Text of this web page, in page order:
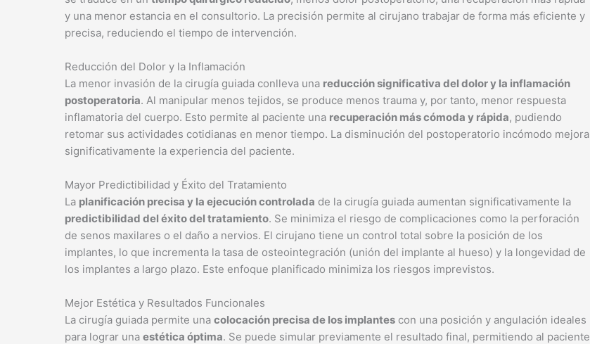
y una menor estancia en el consultorio. La precisión permite al cirujano trabajar de forma más eficiente y
precisa, reduciendo el tiempo de intervención.
Reducción del Dolor y la Inflamación
La menor invasión de la cirugía guiada conlleva una reducción significativa del dolor y la inflamación
postoperatoria. Al manipular menos tejidos, se produce menos trauma y, por tanto, menor respuesta
inflamatoria del cuerpo. Esto permite al paciente una recuperación más cómoda y rápida, pudiendo
retomar sus actividades cotidianas en menor tiempo. La disminución del postoperatorio incómodo mejora
significativamente la experiencia del paciente.
Mayor Predictibilidad y Éxito del Tratamiento
La planificación precisa y la ejecución controlada de la cirugía guiada aumentan significativamente la
predictibilidad del éxito del tratamiento. Se minimiza el riesgo de complicaciones como la perforación
de senos maxilares o el daño a nervios. El cirujano tiene un control total sobre la posición de los
implantes, lo que incrementa la tasa de osteointegración (unión del implante al hueso) y la longevidad de
los implantes a largo plazo. Este enfoque planificado minimiza los riesgos imprevistos.
Mejor Estética y Resultados Funcionales
La cirugía guiada permite una colocación precisa de los implantes con una posición y angulación ideales
para lograr una estética óptima. Se puede simular previamente el resultado final, permitiendo al paciente